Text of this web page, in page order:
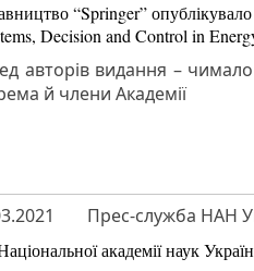
“Springer”
Decision and Control in
авторів видання –
й члени Академії
Прес-служба НАН
академії наук